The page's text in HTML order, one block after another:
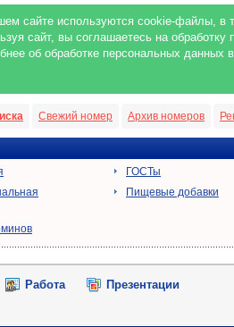
сайте используются cookie-файлы, в
сайт, вы соглашаетесь на
об обработке персональных данных
Архив номеров
Свежий номер
ГОСТы
Пищевые добавки
Работа
Презентации